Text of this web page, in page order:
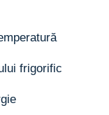
frigorific